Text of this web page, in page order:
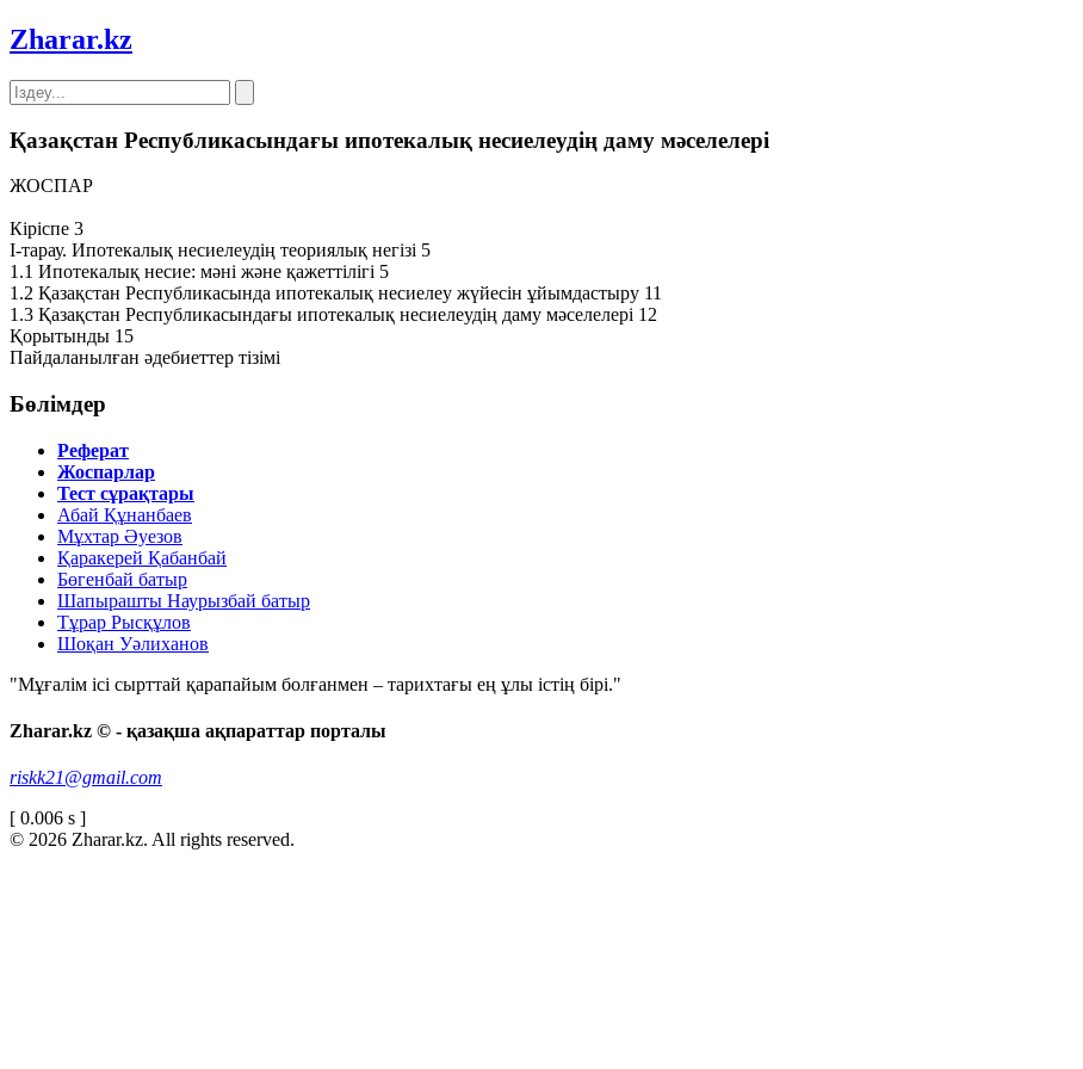
Zharar.kz
Қазақстан Республикасындағы ипотекалық несиелеудің даму мәселелері
ЖОСПАР
Кіріспе 3
I-тарау. Ипотекалық несиелеудің теориялық негізі 5
1.1 Ипотекалық несие: мәні және қажеттілігі 5
1.2 Қазақстан Республикасында ипотекалық несиелеу жүйесін ұйымдастыру 11
1.3 Қазақстан Республикасындағы ипотекалық несиелеудің даму мәселелері 12
Қорытынды 15
Пайдаланылған әдебиеттер тізімі
Бөлімдер
Реферат
Жоспарлар
Тест сұрақтары
Абай Құнанбаев
Мұхтар Әуезов
Қаракерей Қабанбай
Бөгенбай батыр
Шапырашты Наурызбай батыр
Тұрар Рысқұлов
Шоқан Уәлиханов
"Мұғалім ісі сырттай қарапайым болғанмен – тарихтағы ең ұлы істің бірі."
Zharar.kz © - қазақша ақпараттар порталы
riskk21@gmail.com
[ 0.006 s ]
© 2026 Zharar.kz. All rights reserved.